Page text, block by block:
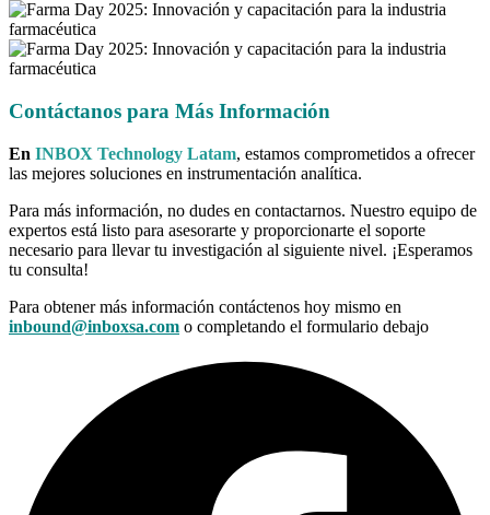
Contáctanos para Más Información
En INBOX Technology Latam, estamos comprometidos a ofrecer
las mejores soluciones en instrumentación analítica.
Para más información, no dudes en contactarnos. Nuestro equipo de
expertos está listo para asesorarte y proporcionarte el soporte
necesario para llevar tu investigación al siguiente nivel. ¡Esperamos
tu consulta!
Para obtener más información contáctenos hoy mismo en
inbound@inboxsa.com o completando el formulario debajo